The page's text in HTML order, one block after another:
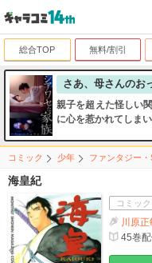
総合TOP 無料/割引
さあ、母さんのお
親子を超えた怪しい
に心を惹かれてしま
コミック 少年 ファンタジー・
海皇紀
コミック
川原正
45巻